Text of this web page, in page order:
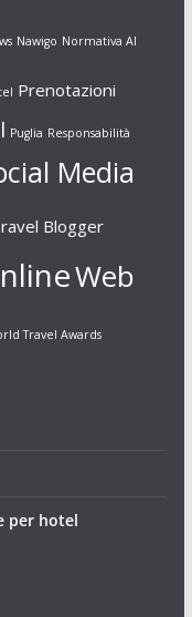
Nawigo Normativa AI
Prenotazioni
Puglia Responsabilità
Media
Blogger
Web
Travel Awards
per hotel